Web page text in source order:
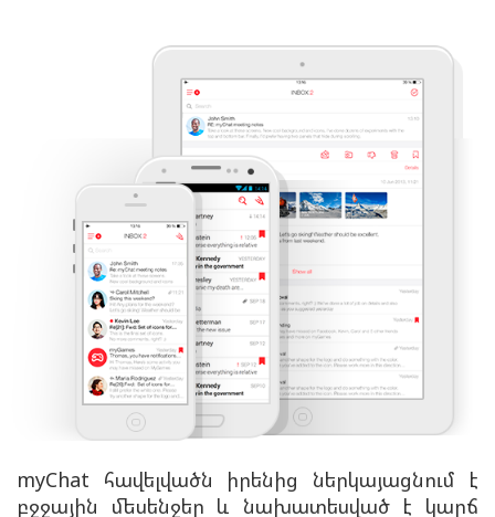
myChat հավելվածն իրենից ներկայացնում է
բջջային մեսենջեր և նախատեսված է կարճ